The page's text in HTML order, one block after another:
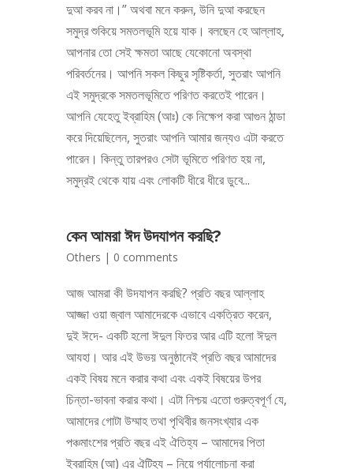
দুআ করব না।” অথবা মনে করুন, উনি দুআ করছেন
সমুদ্র শুকিয়ে সমতলভূমি হয়ে যাক। বলছেন হে আল্লাহ,
আপনার তো সেই ক্ষমতা আছে যেকোনো অবস্থা
পরিবর্তনের। আপনি সকল কিছুর সৃষ্টিকর্তা, সুতরাং আপনি
এই সমুদ্রকে সমতলভূমিতে পরিণত করতেই পারেন।
আপনি যেহেতু ইব্রাহিম (আঃ) কে নিক্ষেপ করা আগুন ঠান্ডা
করে দিয়েছিলেন, সুতরাং আপনি আমার জন্যও এটা করতে
পারেন। কিন্তু তারপরও সেটা ভূমিতে পরিণত হয় না,
সমুদ্রই থেকে যায় এবং লোকটি ধীরে ধীরে ডুবে...
কেন আমরা ঈদ উদযাপন করছি?
Others | 0 comments
আজ আমরা কী উদযাপন করছি? প্রতি বছর আল্লাহ
আজ্জা ওয়া জ্বাল আমাদেরকে এভাবে একত্রিত করেন,
দুই ঈদে- একটি হলো ঈদুল ফিতর আর এটি হলো ঈদুল
আযহা। আর এই উভয় অনুষ্ঠানেই প্রতি বছর আমাদের
একই বিষয় মনে করার কথা এবং একই বিষয়ের উপর
চিন্তা-ভাবনা করার কথা। এটা নিশ্চয় এতো গুরুত্বপূর্ণ যে,
আমাদের গোটা উম্মাহ তথা পৃথিবীর জনসংখ্যার এক
পঞ্চমাংশের প্রতি বছর এই ঐতিহ্য – আমাদের পিতা
ইব্রাহিম (আ) এর ঐটিহ্য – নিয়ে পর্যালোচনা করা